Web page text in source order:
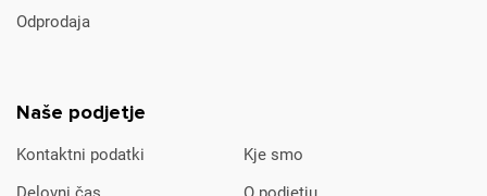
Odprodaja
Naše podjetje
Kontaktni podatki
Kje smo